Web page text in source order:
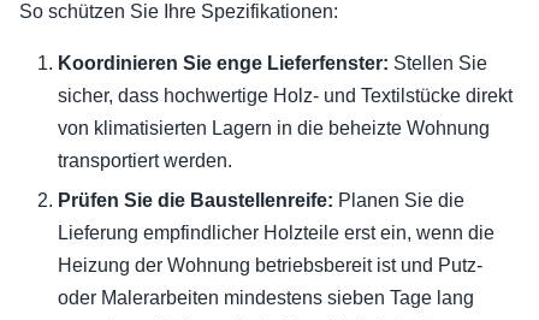
So schützen Sie Ihre Spezifikationen:
Koordinieren Sie enge Lieferfenster: Stellen Sie
sicher, dass hochwertige Holz- und Textilstücke direkt
von klimatisierten Lagern in die beheizte Wohnung
transportiert werden.
Prüfen Sie die Baustellenreife: Planen Sie die
Lieferung empfindlicher Holzteile erst ein, wenn die
Heizung der Wohnung betriebsbereit ist und Putz-
oder Malerarbeiten mindestens sieben Tage lang